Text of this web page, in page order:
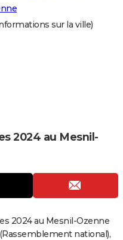
sur la ville)
2024 au Mesnil-
2024 au Mesnil-Ozenne
national),